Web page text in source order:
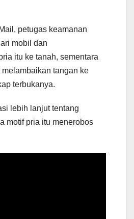
petugas keamanan
mobil dan
itu ke tanah, sementara
melambaikan tangan ke
terbukanya.
lebih lanjut tentang
motif pria itu menerobos